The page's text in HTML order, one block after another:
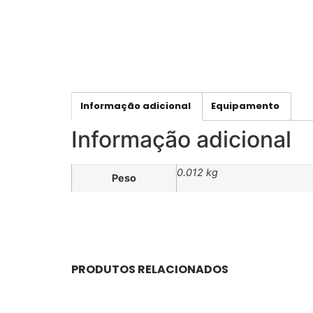
Informação adicional Equipamento
Informação adicional
Peso 0.012 kg
PRODUTOS RELACIONADOS